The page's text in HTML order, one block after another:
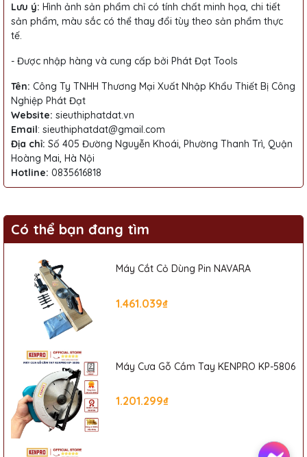
Lưu ý: Hình ảnh sản phẩm chỉ có tính chất minh họa, chi tiết
sản phẩm, màu sắc có thể thay đổi tùy theo sản phẩm thực
tế.
- Được nhập hàng và cung cấp bởi Phát Đạt Tools
Tên: Công Ty TNHH Thương Mại Xuất Nhập Khẩu Thiết Bị Công
Nghiệp Phát Đạt
Website: sieuthiphatdat.vn
Email: sieuthiphatdat@gmail.com
Địa chỉ: Số 405 Đường Nguyễn Khoái, Phường Thanh Trì, Quận
Hoàng Mai, Hà Nội
Hotline: 0835616818
Có thể bạn đang tìm
Máy Cắt Cỏ Dùng Pin NAVARA
1.461.039₫
Máy Cưa Gỗ Cầm Tay KENPRO KP-5806
1.201.299₫